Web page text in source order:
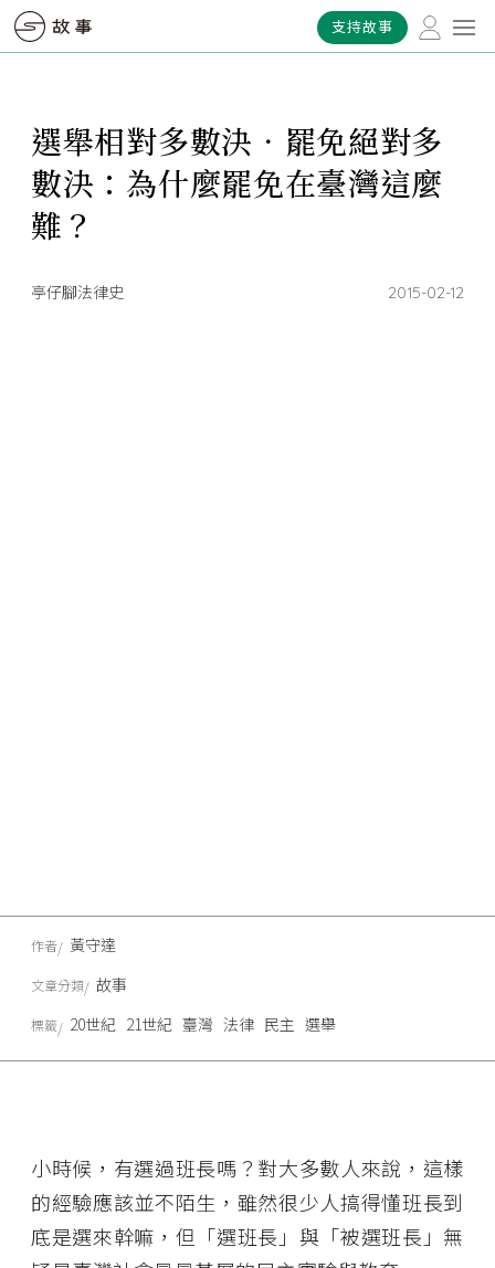
支持故事
選舉相對多數決．罷免絕對多
數決：為什麼罷免在臺灣這麼
難？
亭仔腳法律史 2015-02-12
小時候，有選過班長嗎？對大多數人來說，這樣
的經驗應該並不陌生，雖然很少人搞得懂班長到
底是選來幹嘛，但「選班長」與「被選班長」無
作者 黃守達
文章分類 故事
標籤 20世紀 21世紀 臺灣 法律 民主 選舉